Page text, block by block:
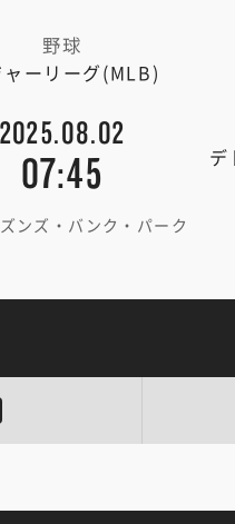
野球
ャーリーグ(MLB)
2025.08.02
07:45 デ
ンズ・バンク・パーク